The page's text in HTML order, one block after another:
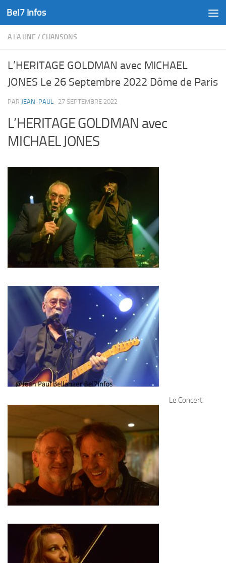
Skip to content
Bel7 Infos
A LA UNE / CHANSONS
L’HERITAGE GOLDMAN avec MICHAEL
JONES Le 26 Septembre 2022 Dôme de Paris
PAR JEAN-PAUL · 27 SEPTEMBRE 2022
L’HERITAGE GOLDMAN avec
MICHAEL JONES
Le Concert